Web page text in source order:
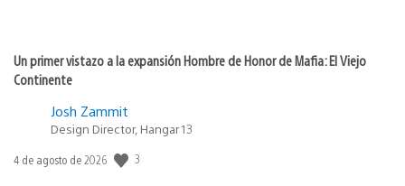
Un primer vistazo a la expansión Hombre de Honor de Mafia: El Viejo
Continente
Josh Zammit
Design Director, Hangar 13
Fecha
4 de agosto de 2026 3